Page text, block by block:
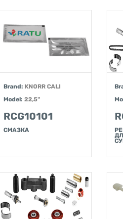
Brand: KNORR CALI
Model: 22,5"
RCG10101
СМАЗКА